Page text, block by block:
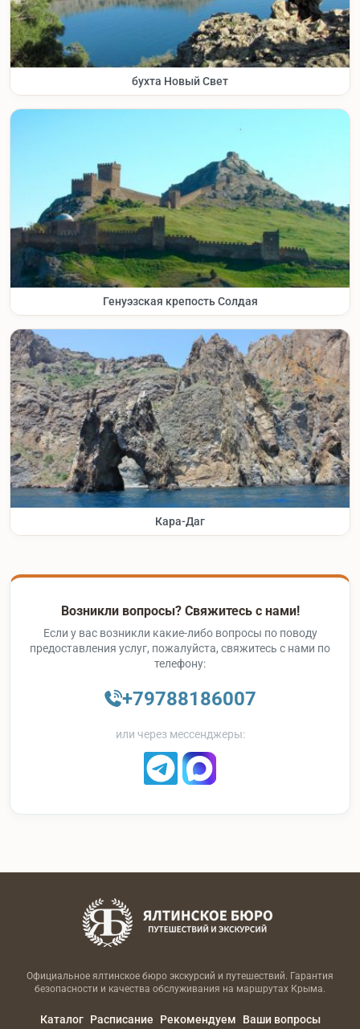
бухта Новый Свет
Генуэзская крепость Солдая
Кара-Даг
Возникли вопросы? Свяжитесь с нами!
Если у вас возникли какие-либо вопросы по поводу
предоставления услуг, пожалуйста, свяжитесь с нами по
телефону:
+79788186007
или через мессенджеры:
Официальное ялтинское бюро экскурсий и путешествий. Гарантия
безопасности и качества обслуживания на маршрутах Крыма.
Каталог Расписание Рекомендуем Ваши вопросы